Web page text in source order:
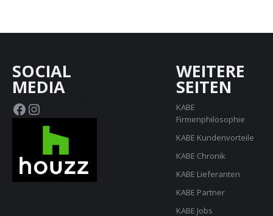
SOCIAL
MEDIA
Facebook
Instagram
WEITERE
SEITEN
KABE
Firmenphilosophie
KABE Kundenvorteile
KABE Chronik
KABE Lieferanten
KABE Partner
KABE Jobs